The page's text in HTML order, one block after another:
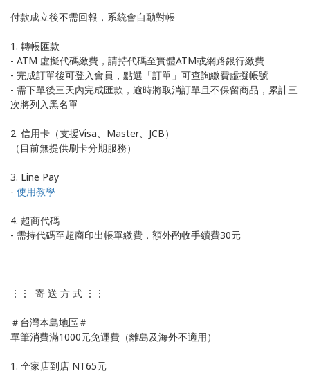
付款成立後不需回報，系統會自動對帳
1. 轉帳匯款
- ATM 虛擬代碼繳費，請持代碼至實體ATM或網路銀行繳費
- 完成訂單後可登入會員，點選「訂單」可查詢繳費虛擬帳號
- 需下單後三天內完成匯款，逾時將取消訂單且不保留商品，累計三
次將列入黑名單
2. 信用卡（支援Visa、Master、JCB）
（目前無提供刷卡分期服務）
3. Line Pay
- 使用教學
4. 超商代碼
- 需持代碼至超商印出帳單繳費，額外酌收手續費30元
⋮⋮ 寄 送 方 式 ⋮⋮
＃台灣本島地區＃
單筆消費滿1000元免運費（離島及海外不適用）
1. 全家店到店 NT65元